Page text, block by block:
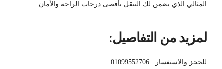
المثالي الذي يضمن لك التنقل بأقصى درجات الراحة والأمان.
لمزيد من التفاصيل:
للحجز والاستفسار : 01099552706